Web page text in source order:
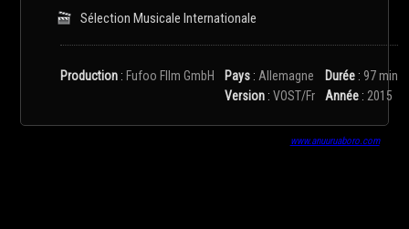
Sélection Musicale Internationale
Production : Fufoo FIlm GmbH Pays : Allemagne Durée : 97 min
Version :VOST/Fr Année : 2015
www.anuuruaboro.com